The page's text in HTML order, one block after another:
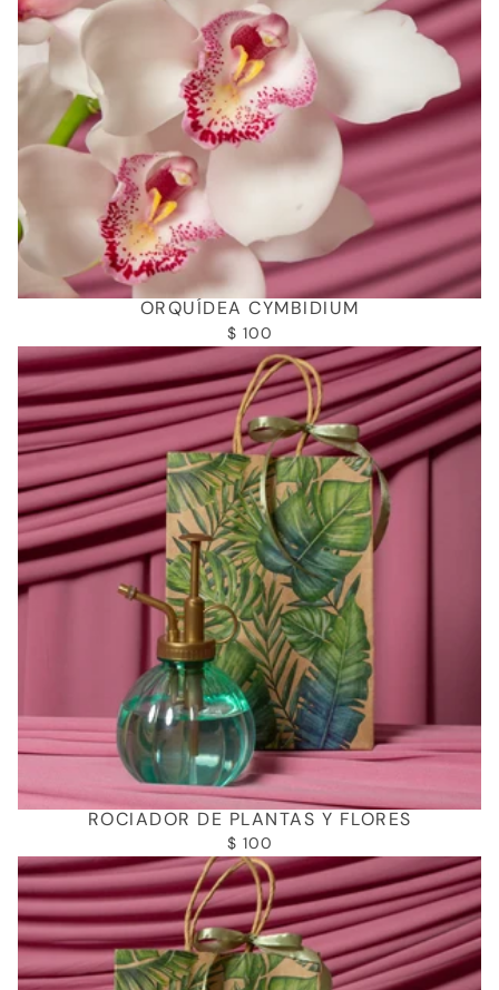
ORQUÍDEA CYMBIDIUM
$ 100
ROCIADOR DE PLANTAS Y FLORES
$ 100